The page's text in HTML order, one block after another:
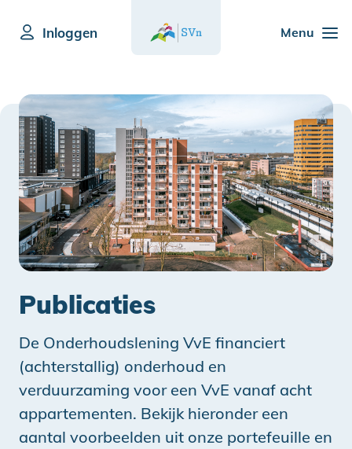
Menu
Inloggen
Publicaties
De Onderhoudslening VvE financiert
(achterstallig) onderhoud en
verduurzaming voor een VvE vanaf acht
appartementen. Bekijk hieronder een
aantal voorbeelden uit onze portefeuille en